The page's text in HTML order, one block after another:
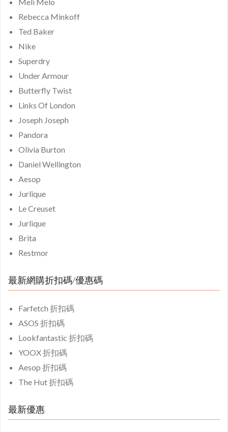
Meli Melo
Rebecca Minkoff
Ted Baker
Nike
Superdry
Under Armour
Butterfly Twist
Links Of London
Joseph Joseph
Pandora
Olivia Burton
Daniel Wellington
Aesop
Jurlique
Le Creuset
Jurlique
Brita
Restmor
最新網購折扣碼/優惠碼
Farfetch 折扣碼
ASOS 折扣碼
Lookfantastic 折扣碼
YOOX 折扣碼
Aesop 折扣碼
The Hut 折扣碼
最新優惠